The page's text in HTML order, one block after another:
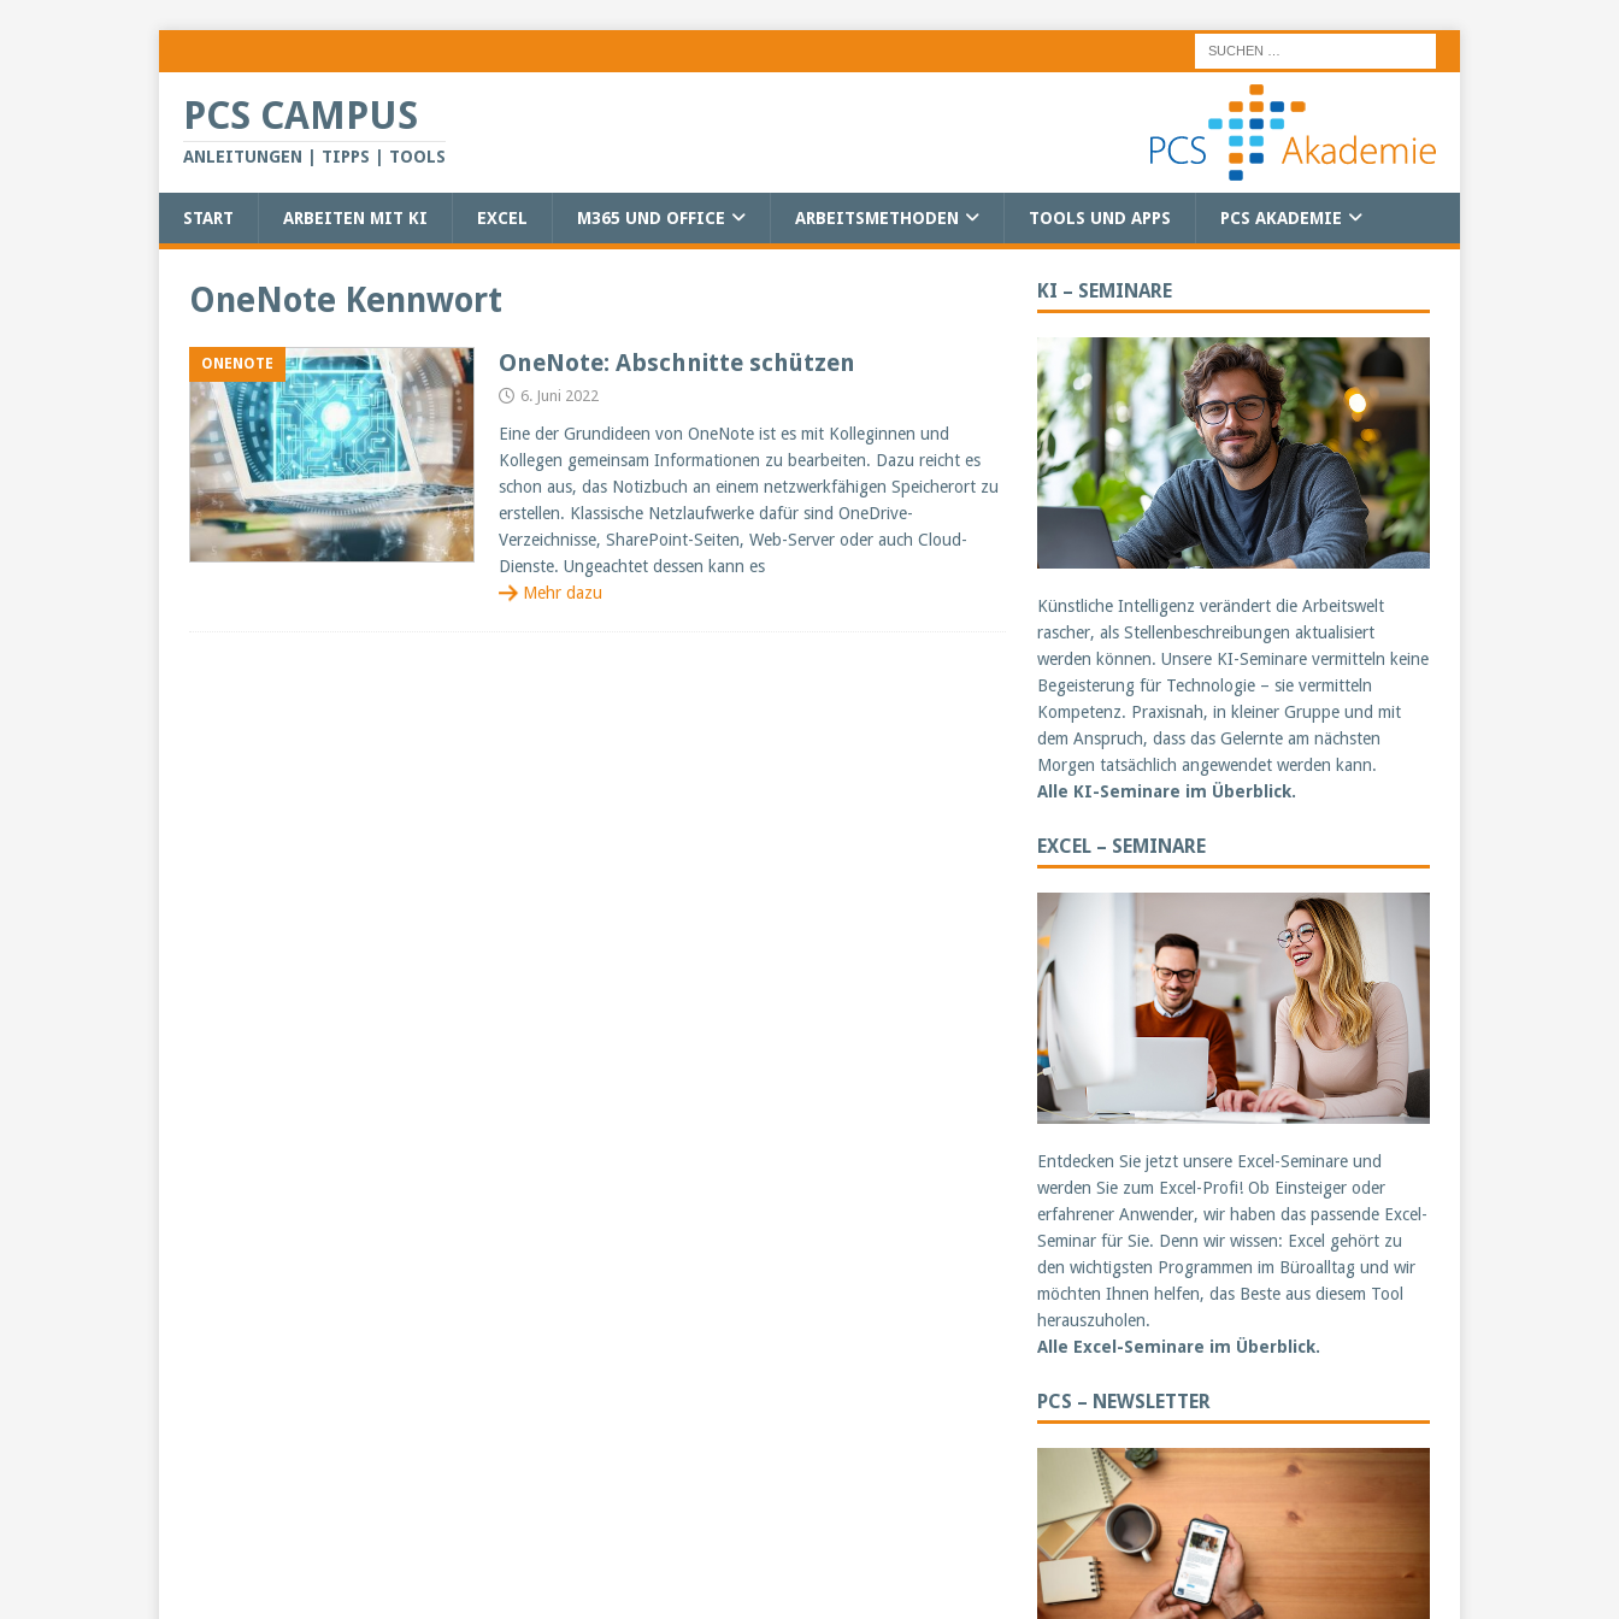
PCS CAMPUS
ANLEITUNGEN | TIPPS | TOOLS
START ARBEITEN MIT KI EXCEL M365 UND OFFICE ARBEITSMETHODEN TOOLS UND APPS PCS AKADEMIE
OneNote Kennwort
ONENOTE OneNote: Abschnitte schützen
6. Juni 2022
Eine der Grundideen von OneNote ist es mit Kolleginnen und
Kollegen gemeinsam Informationen zu bearbeiten. Dazu reicht es
schon aus, das Notizbuch an einem netzwerkfähigen Speicherort zu
erstellen. Klassische Netzlaufwerke dafür sind OneDrive-
Verzeichnisse, SharePoint-Seiten, Web-Server oder auch Cloud-
Dienste. Ungeachtet dessen kann es
Mehr dazu
KI – SEMINARE
Künstliche Intelligenz verändert die Arbeitswelt
rascher, als Stellenbeschreibungen aktualisiert
werden können. Unsere KI-Seminare vermitteln keine
Begeisterung für Technologie – sie vermitteln
Kompetenz. Praxisnah, in kleiner Gruppe und mit
dem Anspruch, dass das Gelernte am nächsten
Morgen tatsächlich angewendet werden kann.
Alle KI-Seminare im Überblick.
EXCEL – SEMINARE
Entdecken Sie jetzt unsere Excel-Seminare und
werden Sie zum Excel-Profi! Ob Einsteiger oder
erfahrener Anwender, wir haben das passende Excel-
Seminar für Sie. Denn wir wissen: Excel gehört zu
den wichtigsten Programmen im Büroalltag und wir
möchten Ihnen helfen, das Beste aus diesem Tool
herauszuholen.
Alle Excel-Seminare im Überblick.
PCS – NEWSLETTER